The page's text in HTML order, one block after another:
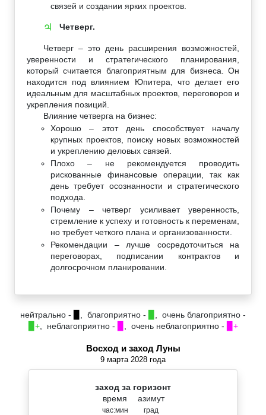
связей и создании ярких проектов.
♃ Четверг.
Четверг – это день расширения возможностей,
уверенности и стратегического планирования,
который считается благоприятным для бизнеса. Он
находится под влиянием Юпитера, что делает его
идеальным для масштабных проектов, переговоров и
укрепления позиций.
Влияние четверга на бизнес:
Хорошо – этот день способствует началу
крупных проектов, поиску новых возможностей
и укреплению деловых связей.
Плохо – не рекомендуется проводить
рискованные финансовые операции, так как
день требует осознанности и стратегического
подхода.
Почему – четверг усиливает уверенность,
стремление к успеху и готовность к переменам,
но требует четкого плана и организованности.
Рекомендации – лучше сосредоточиться на
переговорах, подписании контрактов и
долгосрочном планировании.
нейтрально - , благоприятно -
, очень благоприятно -
▉+, неблагоприятно - , очень неблагоприятно - ▉+
Восход и заход Луны
9 марта 2028 года
заход за горизонт
время
час:мин
азимут
град